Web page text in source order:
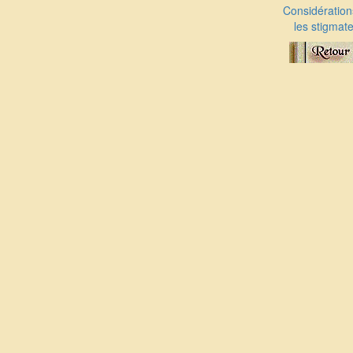
les